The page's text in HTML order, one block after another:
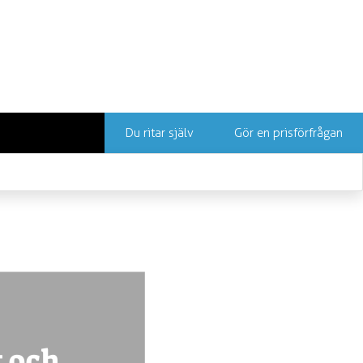
Du ritar själv Gör en prisförfrågan